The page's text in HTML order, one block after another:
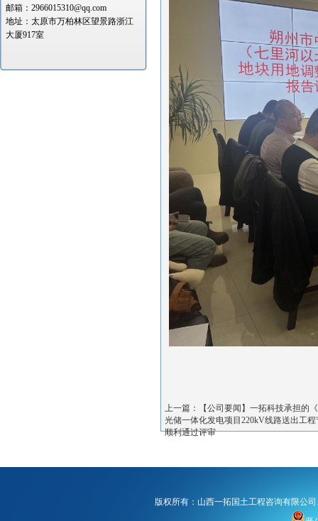
邮箱：2966015310@qq.com
地址：太原市万柏林区望景路浙江
大厦917室
上一篇：【公司要闻】一拓科技承担的
光储一体化发电项目220kV线路送出工
顺利通过评审
版权所有：山西一拓国土工程咨询有限公